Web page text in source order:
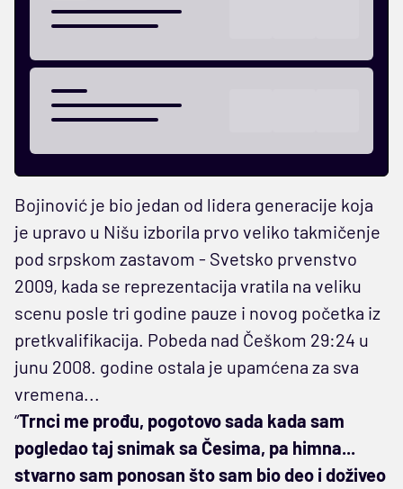
Bojinović je bio jedan od lidera generacije koja
je upravo u Nišu izborila prvo veliko takmičenje
pod srpskom zastavom - Svetsko prvenstvo
2009, kada se reprezentacija vratila na veliku
scenu posle tri godine pauze i novog početka iz
pretkvalifikacija. Pobeda nad Češkom 29:24 u
junu 2008. godine ostala je upamćena za sva
vremena...
“Trnci me prođu, pogotovo sada kada sam
pogledao taj snimak sa Česima, pa himna...
stvarno sam ponosan što sam bio deo i doživeo